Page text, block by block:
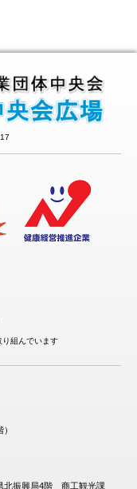
り組んでいます
北振興局4階 商工観光課